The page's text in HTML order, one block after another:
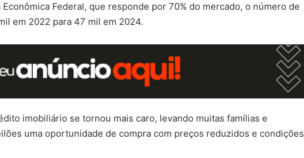
Econômica Federal, que responde por 70% do mercado, o número de
em 2022 para 47 mil em 2024.
imobiliário se tornou mais caro, levando muitas famílias e
uma oportunidade de compra com preços reduzidos e condições